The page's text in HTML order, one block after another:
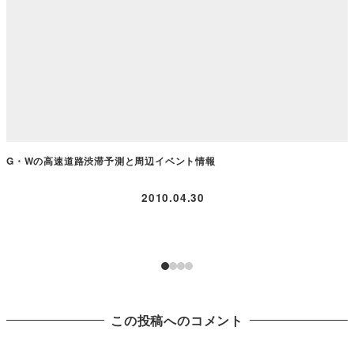
G・Wの高速道路渋滞予測と周辺イベント情報
2010.04.30
この投稿へのコメント